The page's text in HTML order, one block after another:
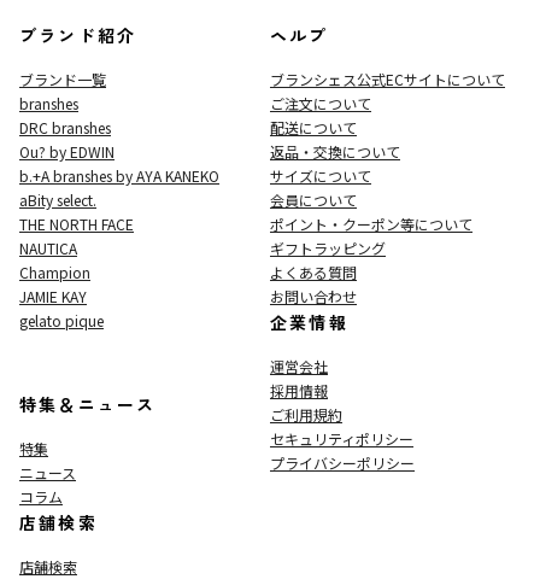
ブランド紹介
ブランド一覧
branshes
DRC branshes
Ou? by EDWIN
b.+A branshes by AYA KANEKO
aBity select.
THE NORTH FACE
NAUTICA
Champion
JAMIE KAY
gelato pique
特集＆ニュース
特集
ニュース
コラム
店舗検索
店舗検索
ヘルプ
ブランシェス公式ECサイトについて
ご注文について
配送について
返品・交換について
サイズについて
会員について
ポイント・クーポン等について
ギフトラッピング
よくある質問
お問い合わせ
企業情報
運営会社
採用情報
ご利用規約
セキュリティポリシー
プライバシーポリシー